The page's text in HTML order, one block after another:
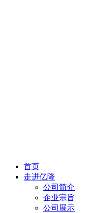
首页
走进亿隆
公司简介
企业宗旨
公司展示